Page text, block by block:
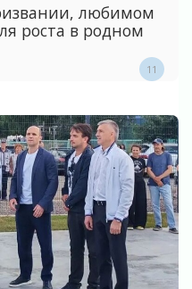
любимом
роста в родном
11